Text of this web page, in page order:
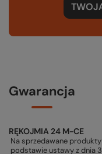
Gwarancja
RĘKOJMIA 24 M-CE
Na sprzedawane
podstawie ustawy z dnia